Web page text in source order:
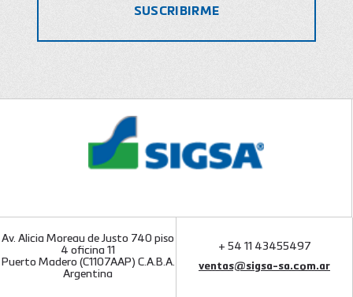
Av. Alicia Moreau de Justo 740 piso
4 oficina 11
Puerto Madero (C1107AAP) C.A.B.A.
Argentina
+ 54 11 43455497
ventas@sigsa-sa.com.ar